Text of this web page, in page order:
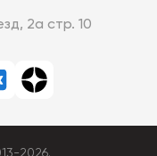
2а стр. 10
2026.